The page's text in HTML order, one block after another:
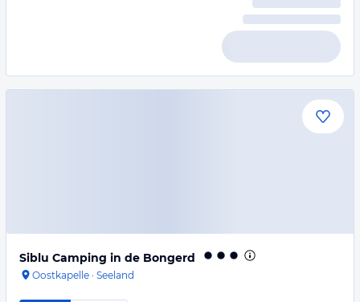
Siblu Camping in de Bongerd
Oostkapelle · Seeland